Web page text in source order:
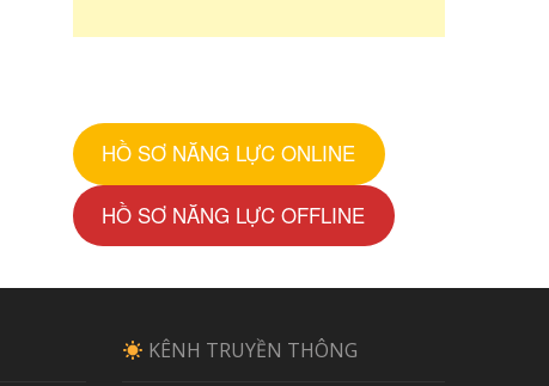
HỒ SƠ NĂNG LỰC ONLINE
HỒ SƠ NĂNG LỰC OFFLINE
KÊNH TRUYỀN THÔNG